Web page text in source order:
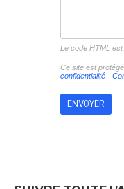
Le code HTML
Ce site est
confidentialité-